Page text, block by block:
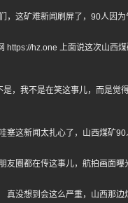
，这矿难新闻刷屏了，90人因
https://hz.one 上面说这次山西
是，我不是在笑这事儿，而是觉
哇塞这新闻太扎心了，山西煤矿
友圈都在传这事儿，航拍画面曝
真没想到会这么严重，山西那边